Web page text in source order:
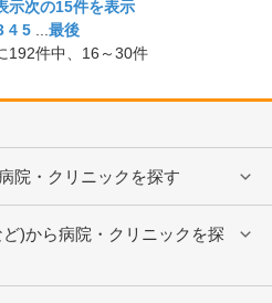
示次の15件を表示
4 5
最後
192件中、 16～30件
院・クリニックを探す
)から病院・クリニックを探